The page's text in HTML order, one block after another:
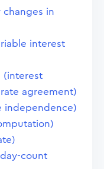
changes in
interest
(interest
agreement)
independence)
count